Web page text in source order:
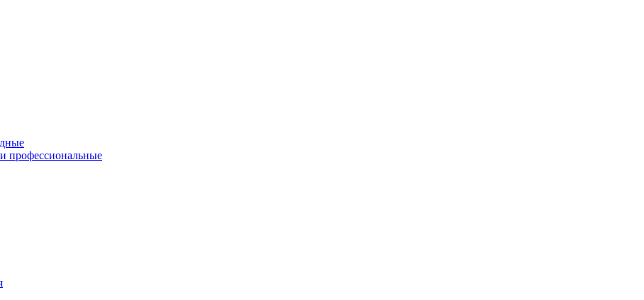
профессиональные